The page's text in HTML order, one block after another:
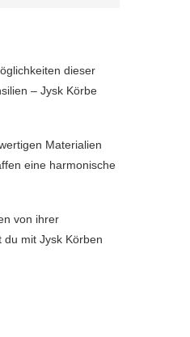
dieser
– Jysk Körbe
Materialien
eine harmonische
von ihrer
mit Jysk Körben